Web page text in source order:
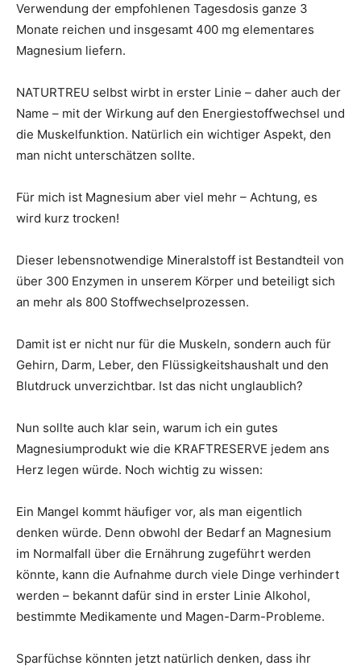
Verwendung der empfohlenen Tagesdosis ganze 3
Monate reichen und insgesamt 400 mg elementares
Magnesium liefern.
NATURTREU selbst wirbt in erster Linie – daher auch der
Name – mit der Wirkung auf den Energiestoffwechsel und
die Muskelfunktion. Natürlich ein wichtiger Aspekt, den
man nicht unterschätzen sollte.
Für mich ist Magnesium aber viel mehr – Achtung, es
wird kurz trocken!
Dieser lebensnotwendige Mineralstoff ist Bestandteil von
über 300 Enzymen in unserem Körper und beteiligt sich
an mehr als 800 Stoffwechselprozessen.
Damit ist er nicht nur für die Muskeln, sondern auch für
Gehirn, Darm, Leber, den Flüssigkeitshaushalt und den
Blutdruck unverzichtbar. Ist das nicht unglaublich?
Nun sollte auch klar sein, warum ich ein gutes
Magnesiumprodukt wie die KRAFTRESERVE jedem ans
Herz legen würde. Noch wichtig zu wissen:
Ein Mangel kommt häufiger vor, als man eigentlich
denken würde. Denn obwohl der Bedarf an Magnesium
im Normalfall über die Ernährung zugeführt werden
könnte, kann die Aufnahme durch viele Dinge verhindert
werden – bekannt dafür sind in erster Linie Alkohol,
bestimmte Medikamente und Magen-Darm-Probleme.
Sparfüchse könnten jetzt natürlich denken, dass ihr